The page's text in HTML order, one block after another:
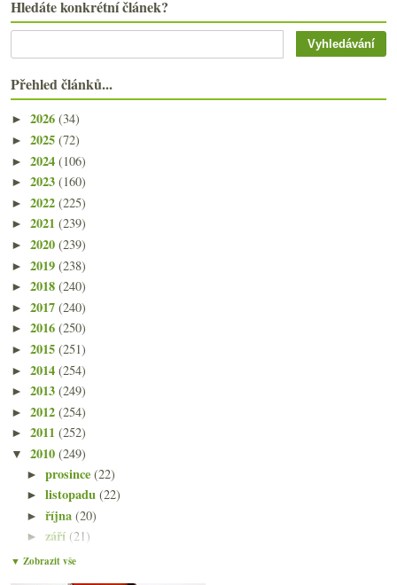
Hledáte konkrétní článek?
Přehled článků...
► 2026 (34)
► 2025 (72)
► 2024 (106)
► 2023 (160)
► 2022 (225)
► 2021 (239)
► 2020 (239)
► 2019 (238)
► 2018 (240)
► 2017 (240)
► 2016 (250)
► 2015 (251)
► 2014 (254)
► 2013 (249)
► 2012 (254)
► 2011 (252)
▼ 2010 (249)
►prosince(22)
►listopadu(22)
►října(20)
►září (21)
▼srpna
▼ Zobrazit vše